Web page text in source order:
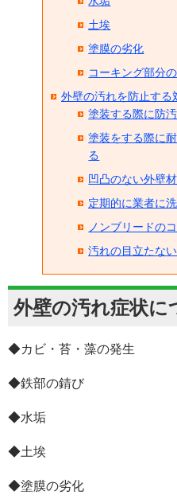
土埃
塗膜の劣化
コーキング部分
外壁の汚れを防止する
塗装する際に防
塗装をする際に
る
凹凸のない外壁
定期的に業者に
ノンブリードの
汚れの目立たな
外壁の汚れ症状に
◆カビ・苔・藻の発生
◆鉄部の錆び
◆水垢
◆土埃
◆塗膜の劣化